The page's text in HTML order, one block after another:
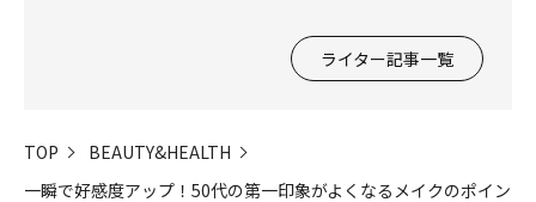
ライター記事一覧
TOP
BEAUTY&HEALTH
一瞬で好感度アップ！50代の第一印象がよくなるメイクのポイン